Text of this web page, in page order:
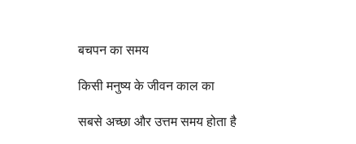
बचपन का समय
किसी मनुष्य के जीवन काल का
सबसे अच्छा और उत्तम समय होता है